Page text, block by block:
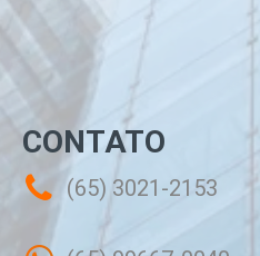
CONTATO
(65) 3021-2153